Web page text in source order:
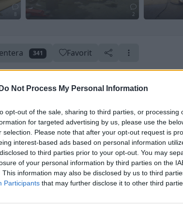
Not Process My Personal Information
opt-out of the sale, sharing to third parties, or processing
for targeted advertising by us, please use the
selection. Please note that after your opt-out request is
interest-based ads based on personal information
to third parties prior to your opt-out. You may
of your personal information by third parties on the
This information may also be disclosed by us to third
Participants that may further disclose it to other third
8 2
341 Favorit
Uppdaterad 31 augusti 2010Skapad 13 juni 2009